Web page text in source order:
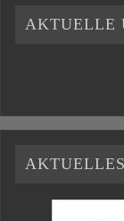
AKTUELLE